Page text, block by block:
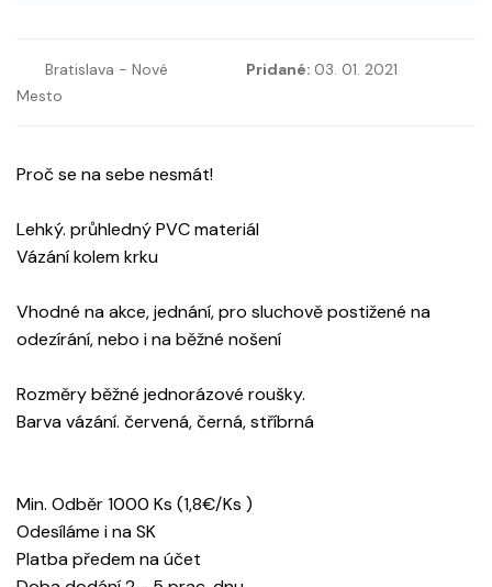
Bratislava - Nové
Mesto
Pridané: 03. 01. 2021
Proč se na sebe nesmát!
Lehký. průhledný PVC materiál
Vázání kolem krku
Vhodné na akce, jednání, pro sluchově postižené na
odezírání, nebo i na běžné nošení
Rozměry běžné jednorázové roušky.
Barva vázání. červená, černá, stříbrná
Min. Odběr 1000 Ks (1,8€/Ks )
Odesíláme i na SK
Platba předem na účet